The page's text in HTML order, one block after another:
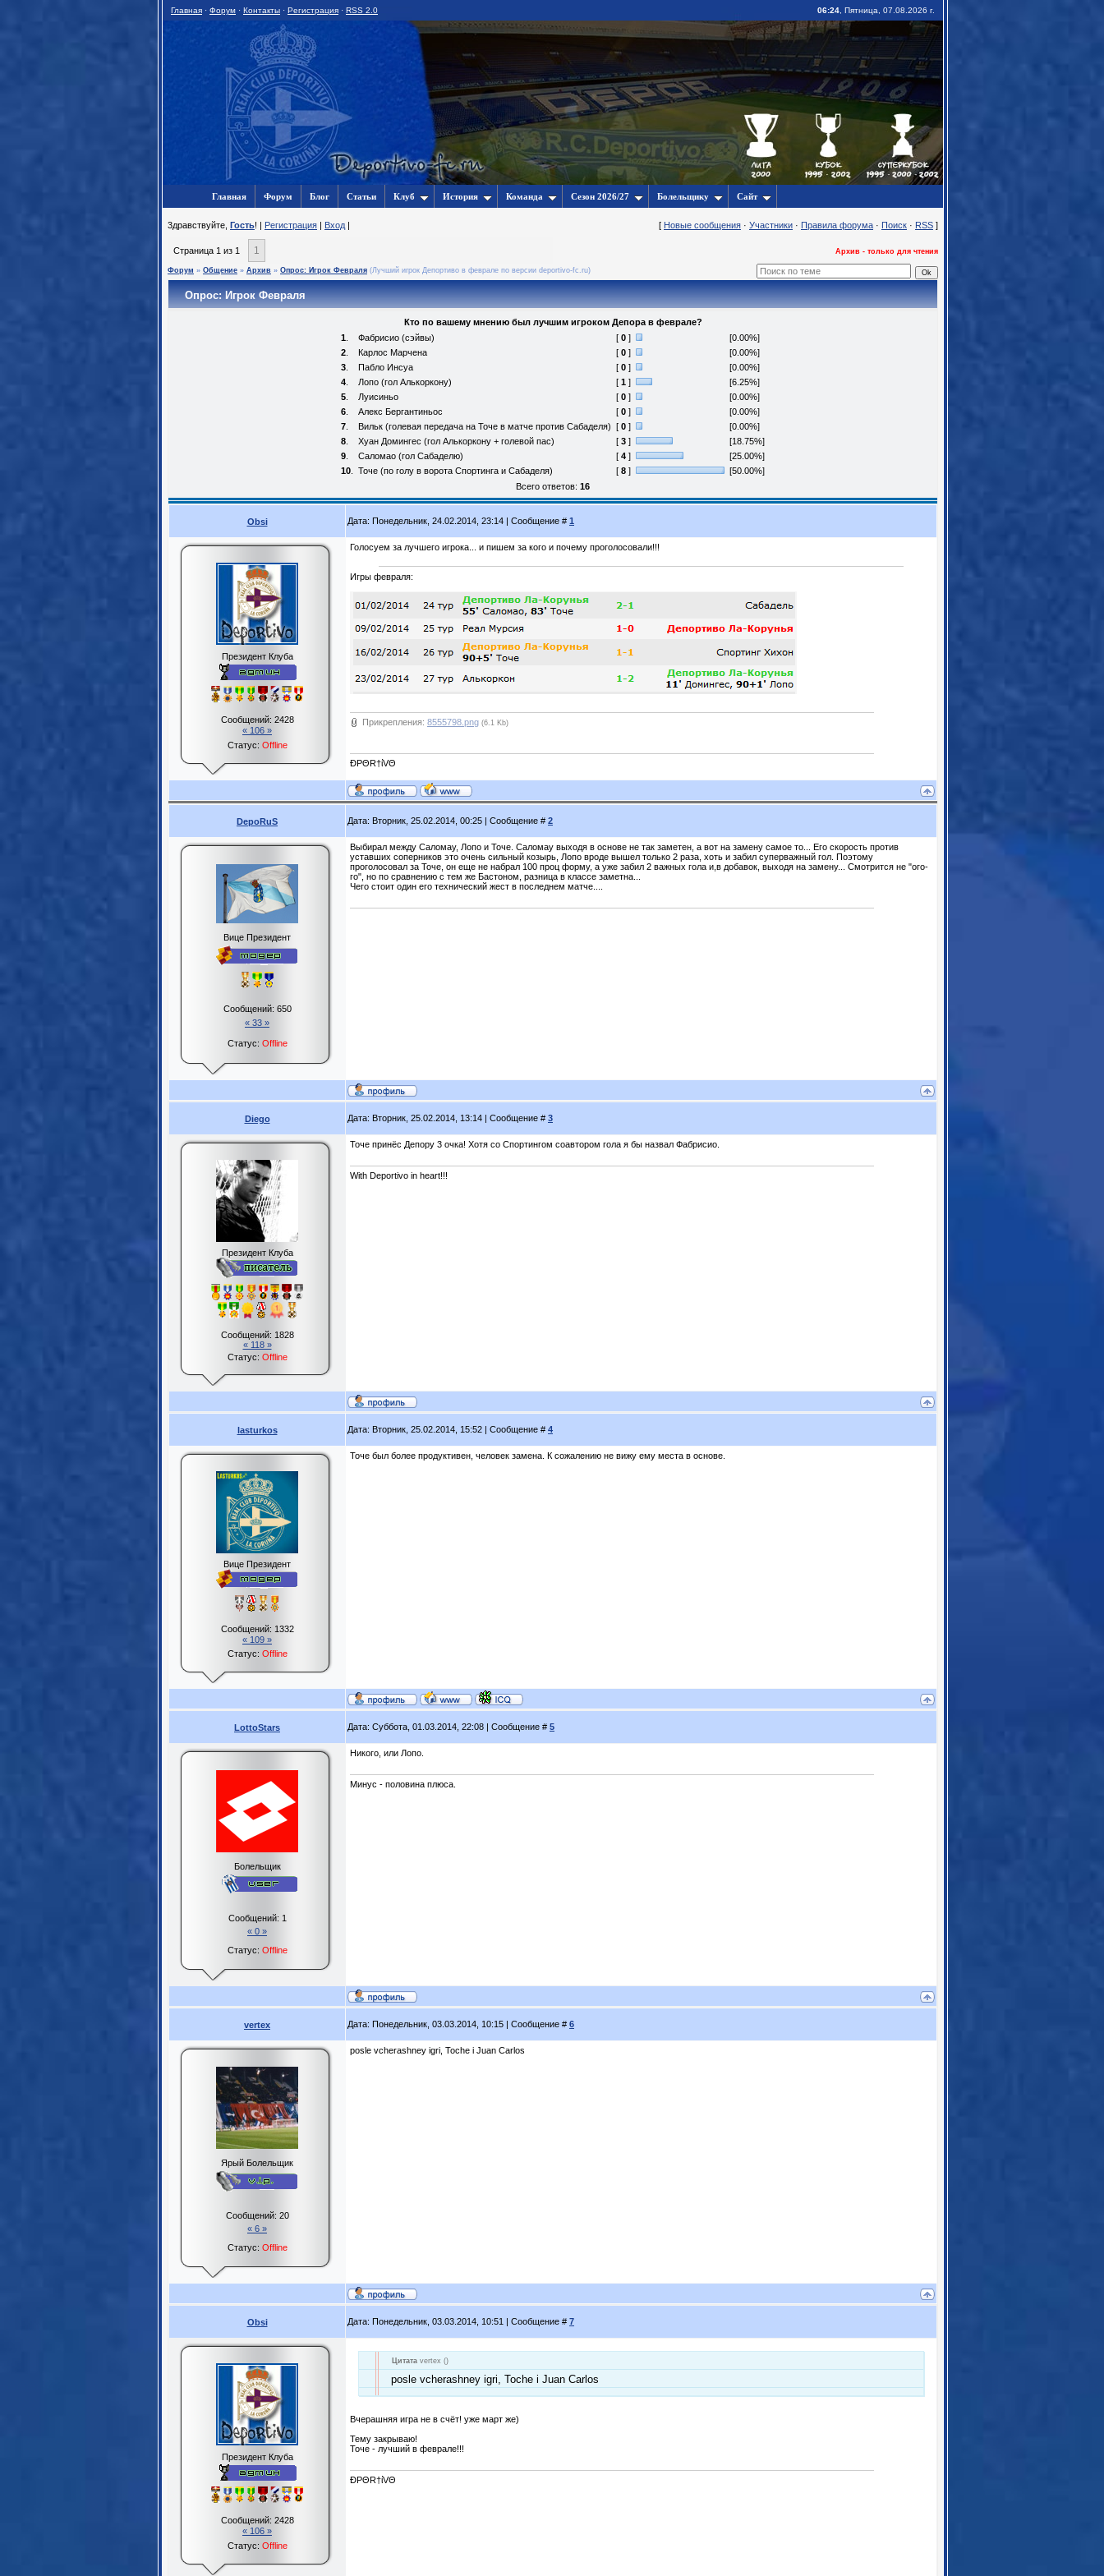
Главная · Форум · Контакты · Регистрация · RSS 2.0 06:24 , Пятница, 07.08.2026 г.
Главная Форум Блог Статьи Клуб История Команда Сезон 2026/27 Болельщику Сайт
3дравствуйте, Гость! | Регистрация | Вход | [ Новые сообщения · Участники · Правила форума · Поиск · RSS ]
Страница 1 из 1 1 Архив - только для чтения
Форум » Общение » Архив » Опрос: Игрок Февраля (Лучший игрок Депортиво в феврале по версии deportivo-fc.ru)
Опрос: Игрок Февраля
Кто по вашему мнению был лучшим игроком Депора в феврале?
1
Фабрисио (сэйвы) [ 0 ]
[0.00%]
2
Карлос Марчена [ 0 ]
[0.00%]
3
Пабло Инсуа [ 0 ]
[0.00%]
4
Лопо (гол Алькоркону) [ 1 ]
[6.25%]
5
Луисиньо [ 0 ]
[0.00%]
6
Алекс Бергантиньос [ 0 ]
[0.00%]
7
Вильк (голевая передача на Точе в матче против Сабаделя) [ 0 ]
[0.00%]
8
Хуан Домингес (гол Алькоркону + голевой пас) [ 3 ]
[18.75%]
9
Саломао (гол Сабаделю) [ 4 ]
[25.00%]
10
Точе (по голу в ворота Спортинга и Сабаделя) [ 8 ]
[50.00%]
Всего ответов: 16
Obsi Дата: Понедельник, 24.02.2014, 23:14 | Сообщение # 1
Президент Клуба
Сообщений: 2428
« 106 »
Статус: Offline
Голосуем за лучшего игрока... и пишем за кого и почему проголосовали!!!
Игры февраля:
Прикрепления: 8555798.png (6.1 Kb)
ĐPΘR†ίVΘ
DepoRuS Дата: Вторник, 25.02.2014, 00:25 | Сообщение # 2
Вице Президент
Сообщений: 650
« 33 »
Статус: Offline
Выбирал между Саломау, Лопо и Точе. Саломау выходя в основе не так заметен, а вот на замену самое то... Его скорость против
уставших соперников это очень сильный козырь, Лопо вроде вышел только 2 раза, хоть и забил суперважный гол. Поэтому
проголосовал за Точе, он еще не набрал 100 проц форму, а уже забил 2 важных гола и,в добавок, выходя на замену... Смотрится не "ого-
го", но по сравнению с тем же Бастоном, разница в классе заметна...
Чего стоит один его технический жест в последнем матче....
Diego Дата: Вторник, 25.02.2014, 13:14 | Сообщение # 3
Президент Клуба
Сообщений: 1828
« 118 »
Статус: Offline
Точе принёс Депору 3 очка! Хотя со Спортингом соавтором гола я бы назвал Фабрисио.
With Deportivo in heart!!!
lasturkos Дата: Вторник, 25.02.2014, 15:52 | Сообщение # 4
Вице Президент
Сообщений: 1332
« 109 »
Статус: Offline
Точе был более продуктивен, человек замена. К сожалению не вижу ему места в основе.
LottoStars Дата: Суббота, 01.03.2014, 22:08 | Сообщение # 5
Болельщик
Сообщений: 1
« 0 »
Статус: Offline
Никого, или Лопо.
Минус - половина плюса.
vertex Дата: Понедельник, 03.03.2014, 10:15 | Сообщение # 6
Ярый Болельщик
Сообщений: 20
« 6 »
Статус: Offline
posle vcherashney igri, Toche i Juan Carlos
Obsi Дата: Понедельник, 03.03.2014, 10:51 | Сообщение # 7
Президент Клуба
Сообщений: 2428
« 106 »
Статус: Offline
Цитата vertex ()
posle vcherashney igri, Toche i Juan Carlos
Вчерашняя игра не в счёт! уже март же)
Тему закрываю!
Точе - лучший в феврале!!!
ĐPΘR†ίVΘ